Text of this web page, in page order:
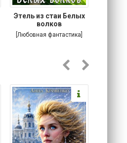
Этель из стаи Белых
волков
[Любовная фантастика]